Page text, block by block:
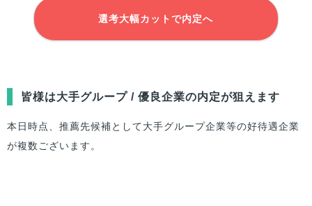
選考大幅カットで内定へ
皆様は大手グループ / 優良企業の内定が狙えます
本日時点、推薦先候補として大手グループ企業等の好待遇企業
が複数ございます。